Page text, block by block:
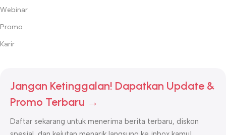
Webinar
Promo
Karir
Jangan Ketinggalan! Dapatkan Update &
Promo Terbaru →
Daftar sekarang untuk menerima berita terbaru, diskon